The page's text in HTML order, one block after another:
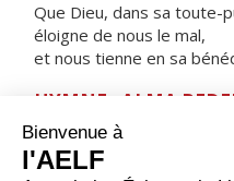
Que Dieu, dans sa toute-
éloigne de nous le mal,
et nous tienne en sa
HYMNE : ALMA
Alma Redemptoris Mater,
quæ pervia cæli porta
succurre cadenti, surgere